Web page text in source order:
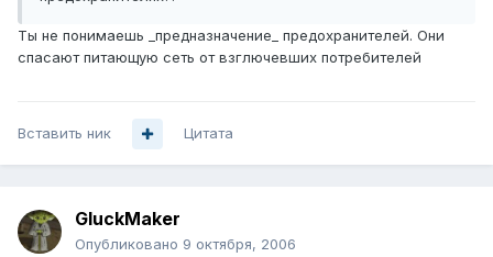
Ты не понимаешь _предназначение_ предохранителей. Они
спасают питающую сеть от взглючевших потребителей
Вставить ник Цитата
GluckMaker
Опубликовано 9 октября, 2006